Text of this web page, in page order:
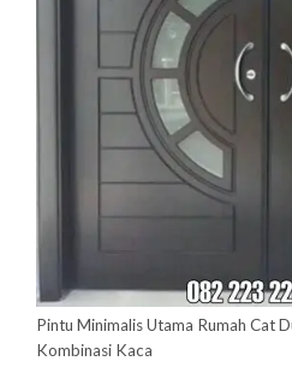
Pintu Minimalis Utama Rumah Cat
Kombinasi Kaca